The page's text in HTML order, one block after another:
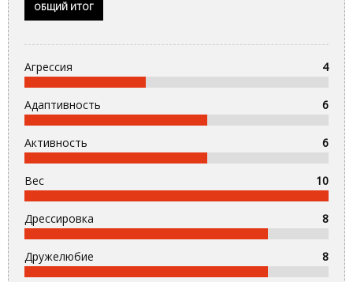
ОБЩИЙ ИТОГ
Агрессия 4
Адаптивность 6
Активность 6
Вес 10
Дрессировка 8
Дружелюбие 8